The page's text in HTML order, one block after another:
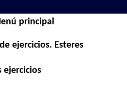
principal
ejercicios. Esteres
ejercicios